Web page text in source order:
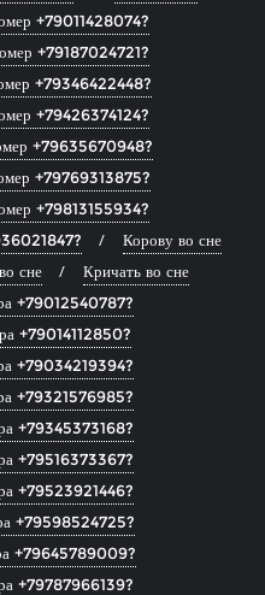
+79011428074?
+79187024721?
+79346422448?
+79426374124?
+79635670948?
+79769313875?
+79813155934?
Корову во сне
сне
Кричать во сне
+79012540787?
+79014112850?
+79034219394?
+79321576985?
+79345373168?
+79516373367?
+79523921446?
+79598524725?
+79645789009?
+79787966139?